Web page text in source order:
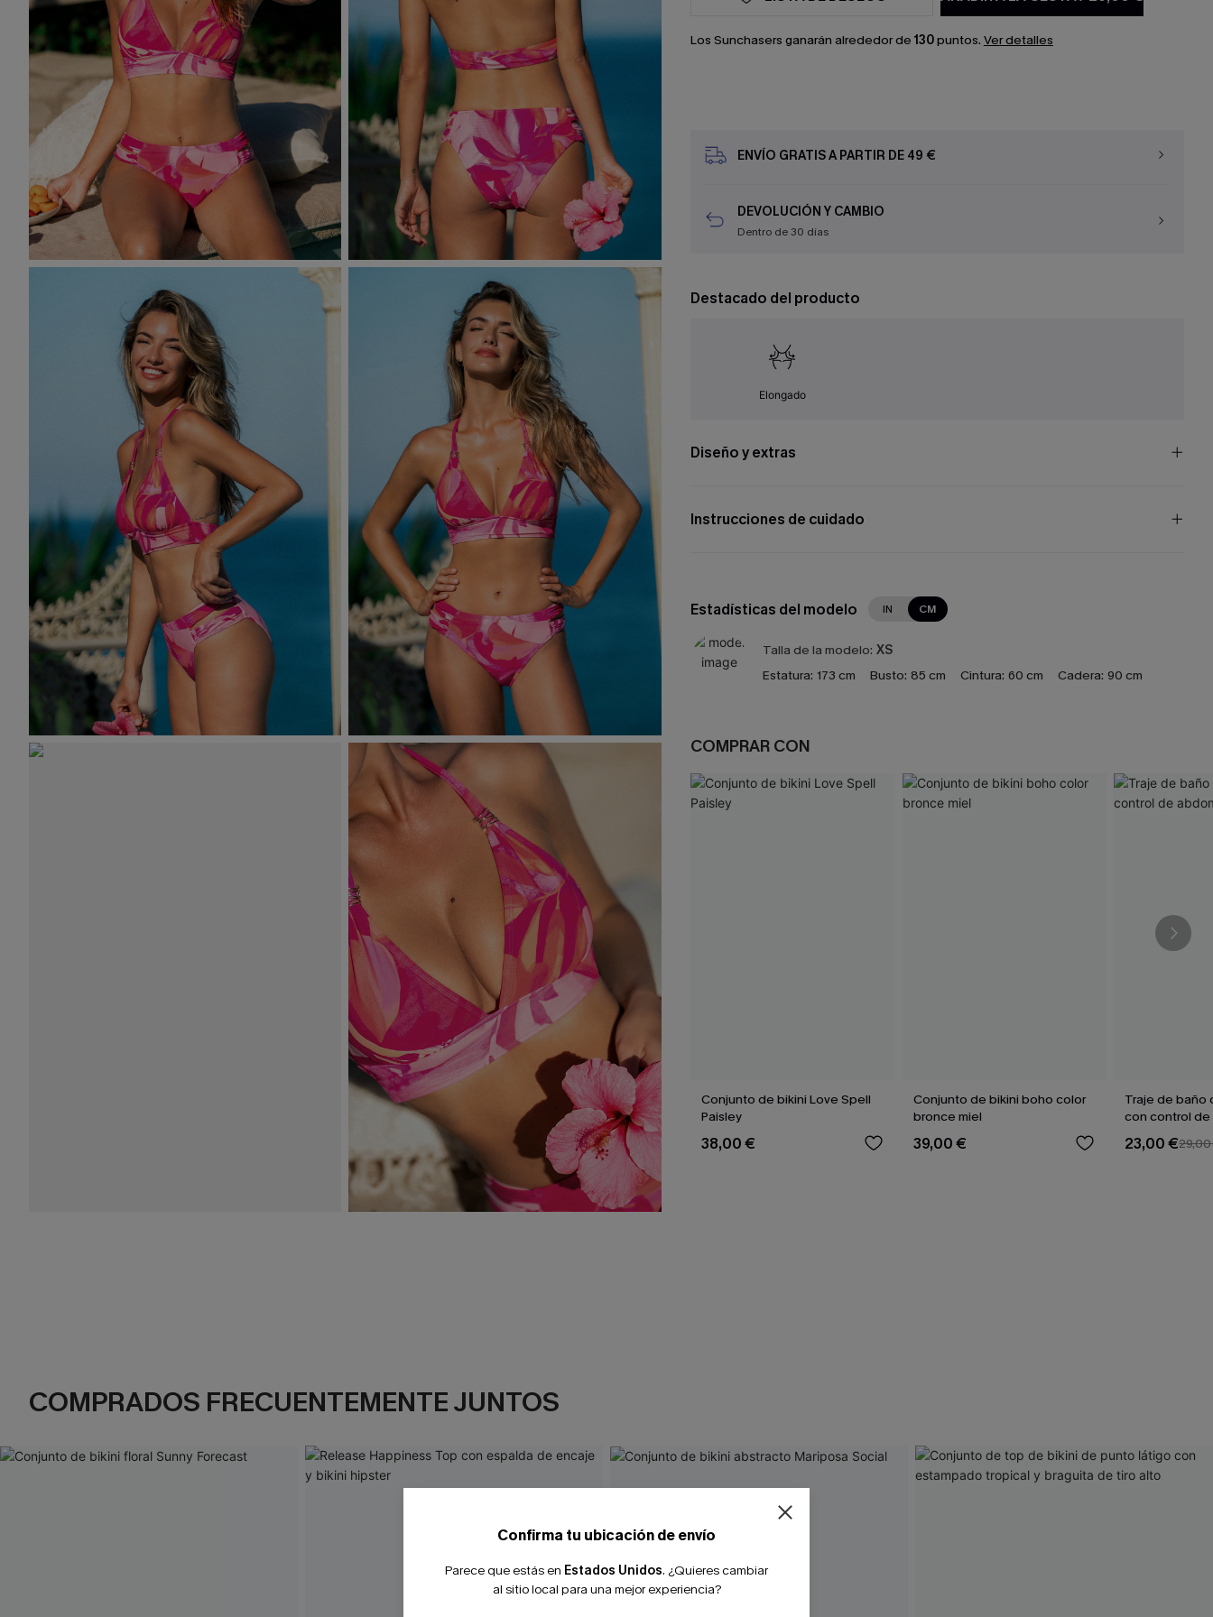
Los Sunchasers ganarán alrededor de 130puntos. Ver detalles
ENVÍO GRATIS A PARTIR DE 49 €
DEVOLUCIÓN Y CAMBIO
Dentro de 30 días
Destacado del producto
Elongado
Diseño y extras
Instrucciones de cuidado
Estadísticas del modelo IN CM
Talla de la modelo: XS
Estatura: 173 cm Busto: 85 cm Cintura: 60 cm Cadera: 90 cm
COMPRAR CON
Conjunto de bikini Love Spell
Paisley
38,00 €
Conjunto de bikini boho color
bronce miel
39,00 €
Traje de baño
con control
Sienna Sun
23,00 €
COMPRADOS FRECUENTEMENTE JUNTOS
Confirma tu ubicación de envío
Parece que estás en Estados Unidos. ¿Quieres cambiar
al sitio local para una mejor experiencia?
-10% extra sin compra mínima